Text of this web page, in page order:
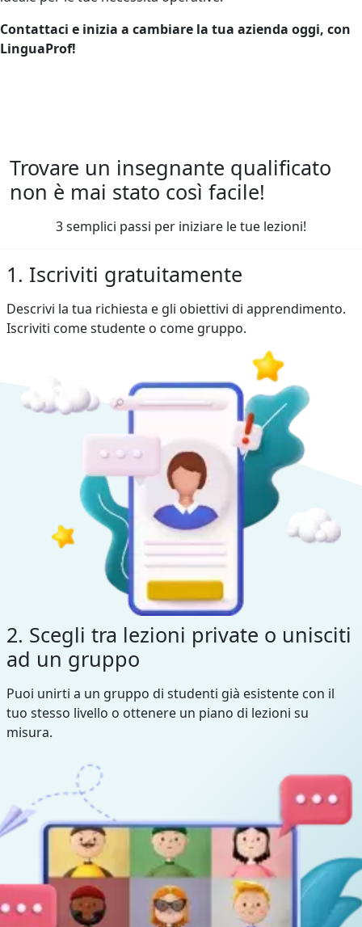
Contattaci e inizia a cambiare la tua azienda oggi, con
LinguaProf!
Trovare un insegnante qualificato
non è mai stato così facile!
3 semplici passi per iniziare le tue lezioni!
1. Iscriviti gratuitamente
Descrivi la tua richiesta e gli obiettivi di apprendimento.
Iscriviti come studente o come gruppo.
2. Scegli tra lezioni private o unisciti
ad un gruppo
Puoi unirti a un gruppo di studenti già esistente con il
tuo stesso livello o ottenere un piano di lezioni su
misura.